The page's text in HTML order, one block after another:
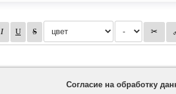
Согласие на обработку